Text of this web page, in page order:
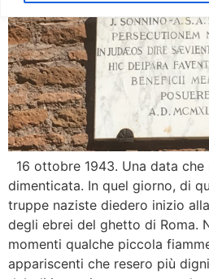
16 ottobre 1943. Una data che
dimenticata. In quel giorno, di
truppe naziste diedero inizio
degli ebrei del ghetto di Roma.
momenti qualche piccola
appariscenti che resero più